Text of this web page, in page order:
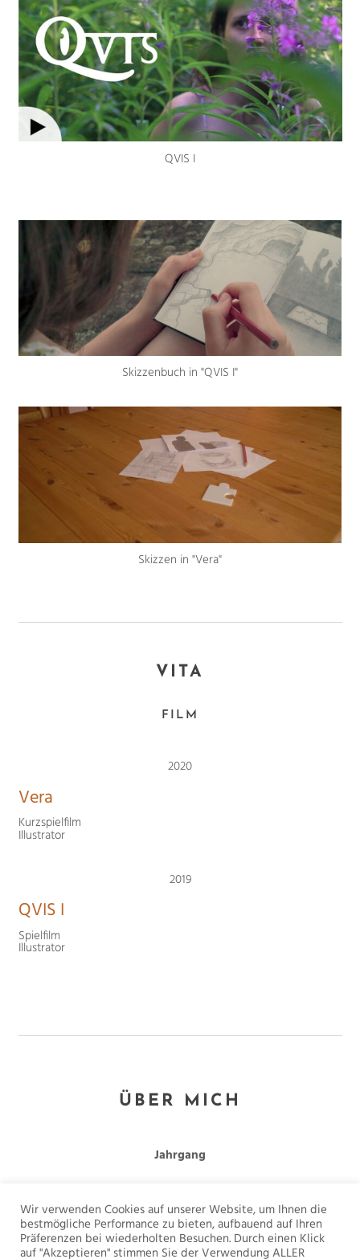
QVIS I
Skizzenbuch in "QVIS I"
Skizzen in "Vera"
VITA
FILM
2020
Vera
Kurzspielfilm
Illustrator
2019
QVIS I
Spielfilm
Illustrator
ÜBER MICH
Jahrgang
Links
Wir verwenden Cookies auf unserer Website, um Ihnen die
bestmögliche Performance zu bieten, aufbauend auf Ihren
Präferenzen bei wiederholten Besuchen. Durch einen Klick
auf "Akzeptieren" stimmen Sie der Verwendung ALLER